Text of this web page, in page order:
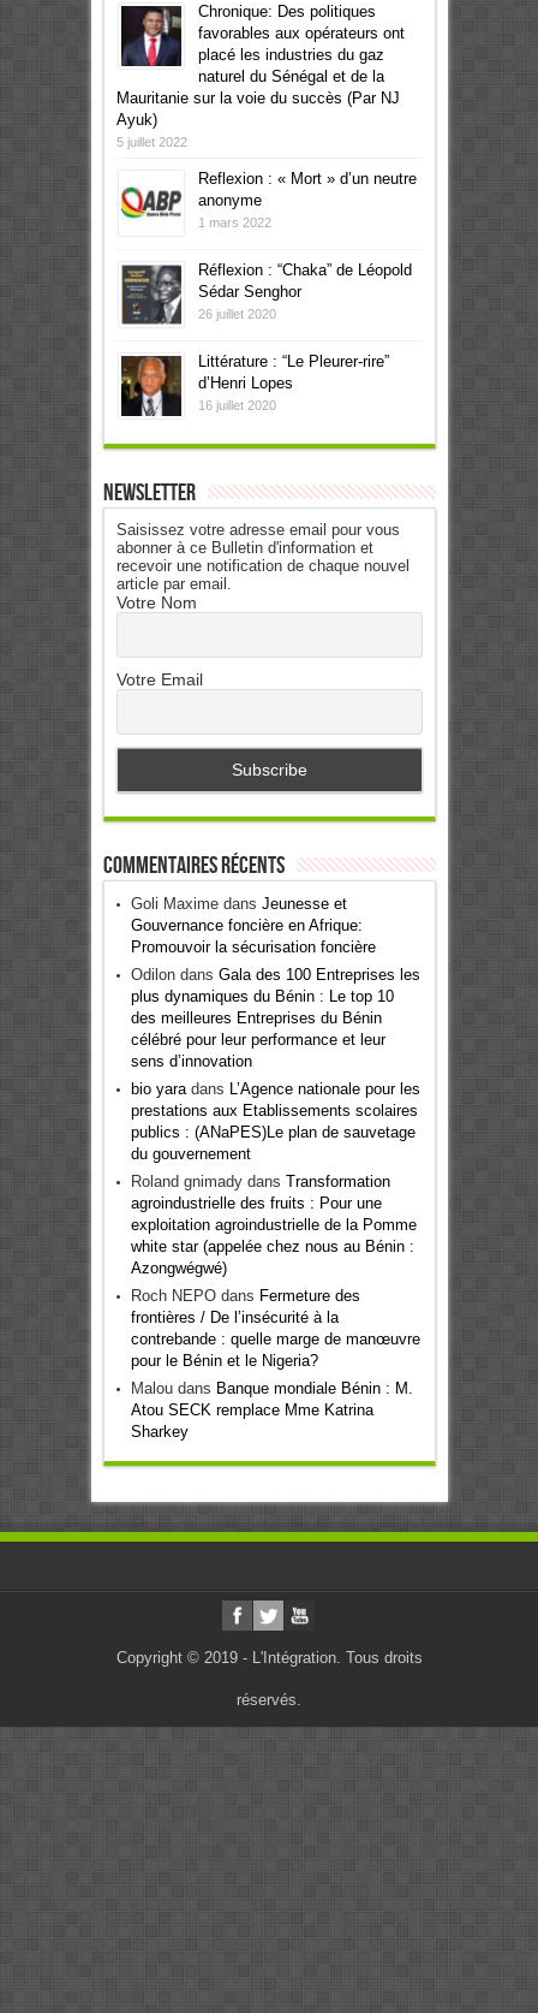
Chronique: Des politiques
favorables aux opérateurs ont
placé les industries du gaz
naturel du Sénégal et de la
Mauritanie sur la voie du succès (Par NJ
Ayuk)
5 juillet 2022
Reflexion : « Mort » d’un neutre
anonyme
1 mars 2022
Réflexion : “Chaka” de Léopold
Sédar Senghor
26 juillet 2020
Littérature : “Le Pleurer-rire”
d’Henri Lopes
16 juillet 2020
Newsletter
Saisissez votre adresse email pour vous
abonner à ce Bulletin d'information et
recevoir une notification de chaque nouvel
article par email.
Votre Nom
Votre Email
Commentaires récents
Goli Maximedans Jeunesse et
Gouvernance foncière en Afrique:
Promouvoir la sécurisation foncière
Odilondans Gala des 100 Entreprises les
plus dynamiques du Bénin : Le top 10
des meilleures Entreprises du Bénin
célébré pour leur performance et leur
sens d’innovation
bio yaradans
L’Agence nationale pour les
prestations aux Etablissements scolaires
publics : (ANaPES)Le plan de sauvetage
du gouvernement
Roland gnimadydans Transformation
agroindustrielle des fruits : Pour une
exploitation agroindustrielle de la Pomme
white star (appelée chez nous au Bénin :
Azongwégwé)
Roch NEPOdans Fermeture des
frontières / De l’insécurité à la
contrebande : quelle marge de manœuvre
pour le Bénin et le Nigeria?
Maloudans Banque mondiale Bénin : M.
Atou SECK remplace Mme Katrina
Sharkey
Copyright © 2019 - L'Intégration. Tous droits
réservés.